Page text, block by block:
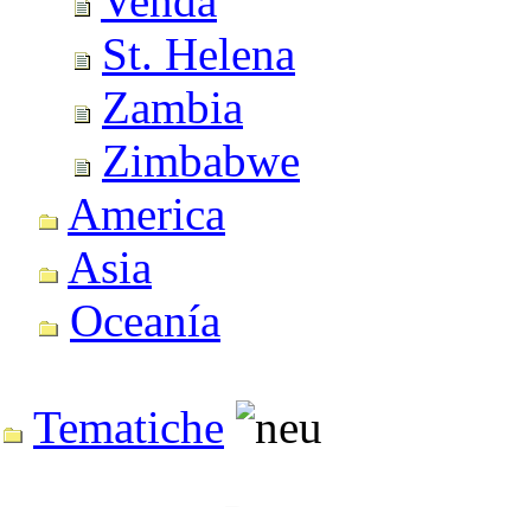
St. Helena
Zambia
Zimbabwe
America
Asia
Oceanía
Tematiche